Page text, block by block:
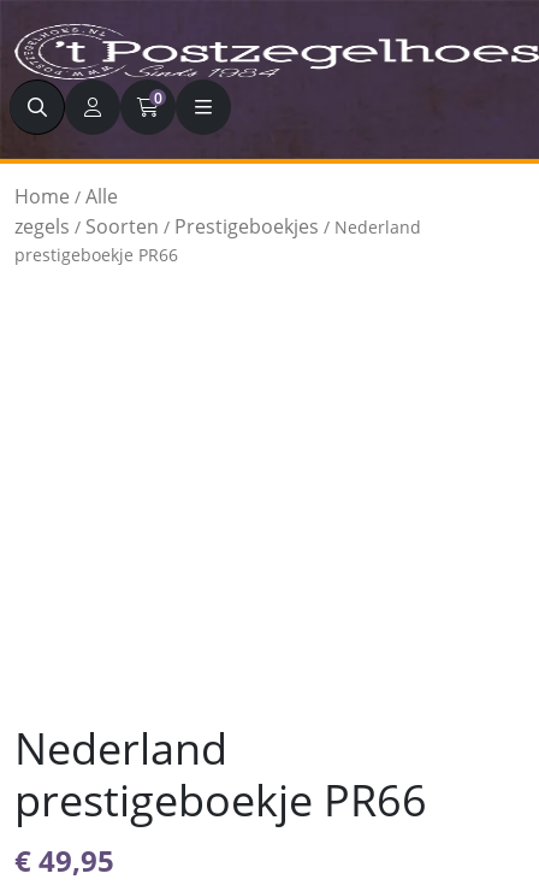
Zoeken 0
Home / Alle
zegels / Soorten / Prestigeboekjes / Nederland
prestigeboekje PR66
Nederland
prestigeboekje PR66
€49,95